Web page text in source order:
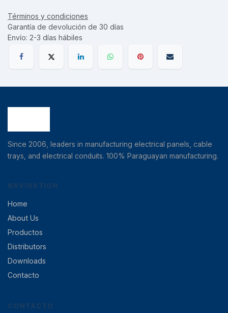
Términos y condiciones
Garantía de devolución de 30 días
Envío: 2-3 días hábiles
Since 2006, leaders in manufacturing electrical panels, cable
trays, and electrical conduits. 100% Paraguayan manufacturing.
NAVIGATION
Home
About Us
Productos
Distributors
Downloads
Contacto
CONTACTO